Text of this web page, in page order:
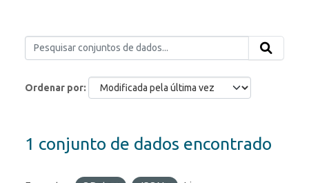
Ordenar por
1 conjunto de dados encontrado